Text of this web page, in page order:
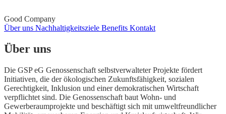
Good Company
Über uns Nachhaltigkeitsziele Benefits Kontakt
Über uns
Die GSP eG Genossenschaft selbstverwalteter Projekte fördert
Initiativen, die der ökologischen Zukunftsfähigkeit, sozialen
Gerechtigkeit, Inklusion und einer demokratischen Wirtschaft
verpflichtet sind. Die Genossenschaft baut Wohn- und
Gewerberaumprojekte und beschäftigt sich mit umweltfreundlicher